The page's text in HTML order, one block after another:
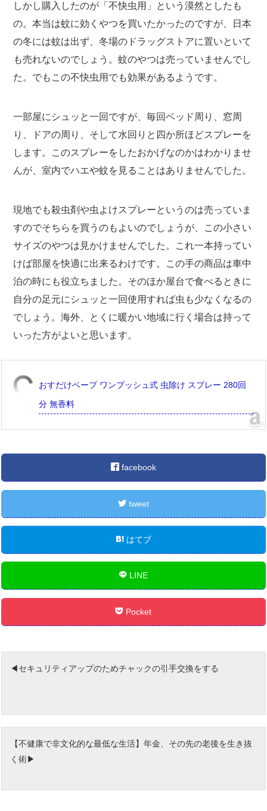
しかし購入したのが「不快虫用」という漠然としたも
の。本当は蚊に効くやつを買いたかったのですが、日本
の冬には蚊は出ず、冬場のドラッグストアに置いといて
も売れないのでしょう。蚊のやつは売っていませんでし
た。でもこの不快虫用でも効果があるようです。
一部屋にシュッと一回ですが、毎回ベッド周り、窓周
り、ドアの周り、そして水回りと四か所ほどスプレーを
します。このスプレーをしたおかげなのかはわかりませ
んが、室内でハエや蚊を見ることはありませんでした。
現地でも殺虫剤や虫よけスプレーというのは売っていま
すのでそちらを買うのもよいのでしょうが、この小さい
サイズのやつは見かけませんでした。これ一本持ってい
けば部屋を快適に出来るわけです。この手の商品は車中
泊の時にも役立ちました。そのほか屋台で食べるときに
自分の足元にシュッと一回使用すれば虫も少なくなるの
でしょう。海外、とくに暖かい地域に行く場合は持って
いった方がよいと思います。
おすだけベープ ワンプッシュ式 虫除け スプレー 280回
分 無香料
facebook
tweet
はてブ
LINE
Pocket
セキュリティアップのためチャックの引手交換をする
【不健康で非文化的な最低な生活】年金、その先の老後を生き抜
く術